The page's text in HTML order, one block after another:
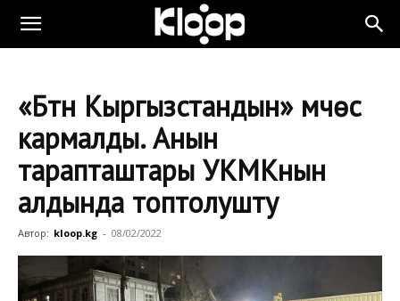
«Бүтүн Кыргызстандын» мүчөсү
кармалды. Анын
тарапташтары УКМКнын
алдында топтолушту
Автор: kloop.kg - 08/02/2022